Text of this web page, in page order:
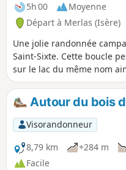
5h 00
Moyenne
Départ à Merlas (Isère)
Une jolie randonnée
Saint-Sixte. Cette boucle
sur le lac du même nom
Chartreux.
Autour du bois
Visorandonneur
8,79 km
+284 m
Facile